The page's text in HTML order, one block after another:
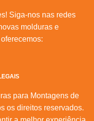
Siga-nos nas redes
molduras e
para Montagens de
os direitos reservados.